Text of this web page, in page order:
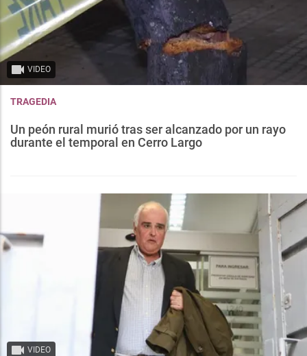
VIDEO
TRAGEDIA
Un peón rural murió tras ser alcanzado por un rayo
durante el temporal en Cerro Largo
VIDEO